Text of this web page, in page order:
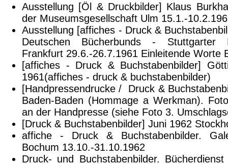
Ausstellung [Öl & Druckbilder] Klaus
der Museumsgesellschaft Ulm 15.1.-
Ausstellung [affiches - Druck &
Deutschen Bücherbunds - Stuttgarter
Frankfurt 29.6.-26.7.1961 Einleitende Worte
[affiches - Druck & Buchstabenbilder]
1961(affiches - druck & buchstabenbilder)
[Handpressendrucke / Druck &
Baden-Baden (Hommage a Werkman).
an der Handpresse (siehe Foto 3.
[Druck & Buchstabenbilder] Juni 1962
affiche - Druck & Buchstabenbilder.
Bochum 13.10.-31.10.1962
Druck- und Buchstabenbilder.